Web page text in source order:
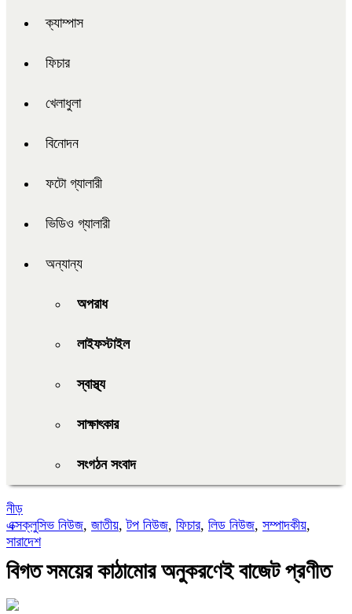
ক্যাম্পাস
ফিচার
খেলাধুলা
বিনোদন
ফটো গ্যালারী
ভিডিও গ্যালারী
অন্যান্য
অপরাধ
লাইফস্টাইল
স্বাস্থ্য
সাক্ষাৎকার
সংগঠন সংবাদ
নীড়
এক্সক্লুসিভ নিউজ, জাতীয়,টপ নিউজ, ফিচার, লিড নিউজ, সম্পাদকীয়,
সারাদেশ
বিগত সময়ের কাঠামোর অনুকরণেই বাজেট প্রণীত